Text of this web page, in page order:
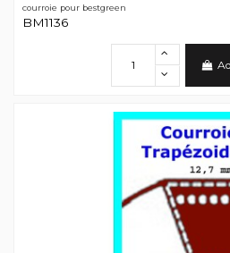
courroie pour bestgreen
BM1136